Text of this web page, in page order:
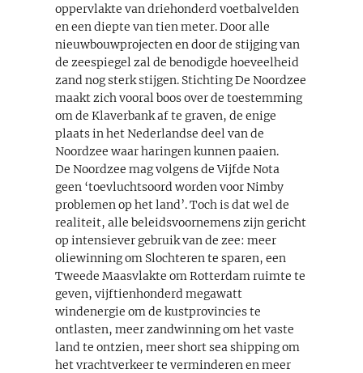
oppervlakte van driehonderd voetbalvelden
en een diepte van tien meter. Door alle
nieuwbouwprojecten en door de stijging van
de zeespiegel zal de benodigde hoeveelheid
zand nog sterk stijgen. Stichting De Noordzee
maakt zich vooral boos over de toestemming
om de Klaverbank af te graven, de enige
plaats in het Nederlandse deel van de
Noordzee waar haringen kunnen paaien.
De Noordzee mag volgens de Vijfde Nota
geen ‘toevluchtsoord worden voor Nimby
problemen op het land’. Toch is dat wel de
realiteit, alle beleidsvoornemens zijn gericht
op intensiever gebruik van de zee: meer
oliewinning om Slochteren te sparen, een
Tweede Maasvlakte om Rotterdam ruimte te
geven, vijftienhonderd megawatt
windenergie om de kustprovincies te
ontlasten, meer zandwinning om het vaste
land te ontzien, meer short sea shipping om
het vrachtverkeer te verminderen en meer